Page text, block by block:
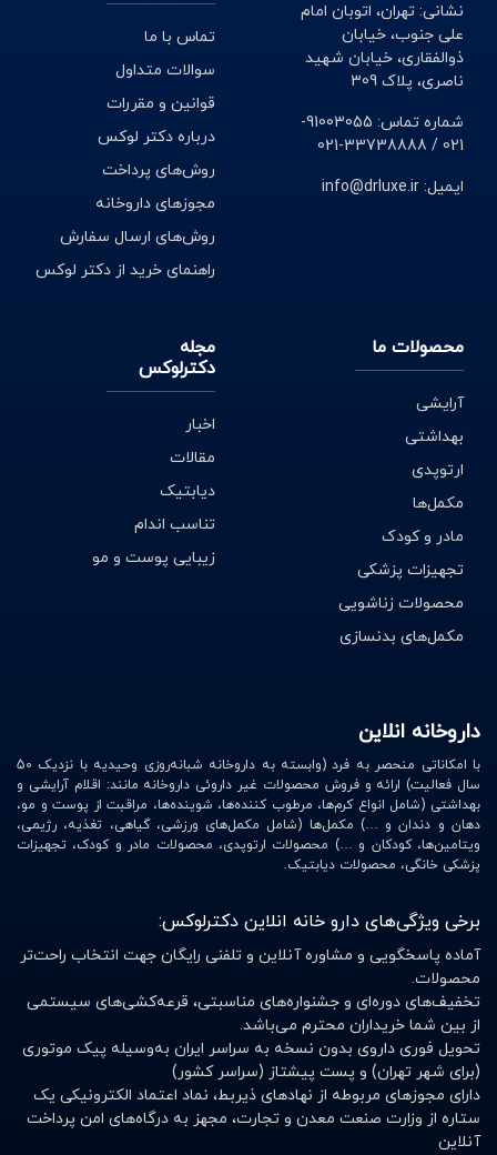
نشانی: تهران، اتوبان امام
علی جنوب، خیابان
ذوالفقاری، خیابان شهید
ناصری، پلاک 309
شماره تماس: 91003055-
021 / 33738888-021
ایمیل: info@drluxe.ir
تماس با ما
سوالات متداول
قوانین و مقررات
درباره دکتر لوکس
روش‌های پرداخت
مجوزهای داروخانه
روش‌های ارسال سفارش
راهنمای خرید از دکتر لوکس
محصولات ما
آرایشی
بهداشتی
ارتوپدی
مکمل‌ها
مادر و کودک
تجهیزات پزشکی
محصولات زناشویی
مکمل‌های بدنسازی
مجله
دکترلوکس
اخبار
مقالات
دیابتیک
تناسب اندام
زیبایی پوست و مو
داروخانه انلاین
با امکاناتی منحصر به فرد (وابسته به داروخانه شبانه‌روزی وحیدیه با نزدیک 50
سال فعالیت) ارائه و فروش محصولات غیر داروئی داروخانه مانند: اقلام آرایشی و
بهداشتی (شامل انواع کرم‌ها، مرطوب کننده‌ها، شوینده‌ها، مراقبت از پوست و مو،
دهان و دندان و …) مکمل‌ها (شامل مکمل‌های ورزشی، گیاهی، تغذیه، رژیمی،
ویتامین‌ها، کودکان و …) محصولات ارتوپدی، محصولات مادر و کودک، تجهیزات
پزشکی خانگی، محصولات دیابتیک.
برخی ویژگی‌های دارو خانه انلاین دکترلوکس:
آماده پاسخگویی و مشاوره آنلاین و تلفنی رایگان جهت انتخاب راحت‌تر
محصولات.
تخفیف‌های دوره‌ای و جشنواره‌های مناسبتی، قرعه‌کشی‌های سیستمی
از بین شما خریداران محترم می‌باشد.
تحویل فوری داروی بدون نسخه به سراسر ایران به‌وسیله پیک موتوری
(برای شهر تهران) و پست پیشتاز (سراسر کشور)
دارای مجوزهای مربوطه از نهادهای ذیربط، نماد اعتماد الکترونیکی یک
ستاره از وزارت صنعت معدن و تجارت، مجهز به درگاه‌های امن پرداخت
آنلاین